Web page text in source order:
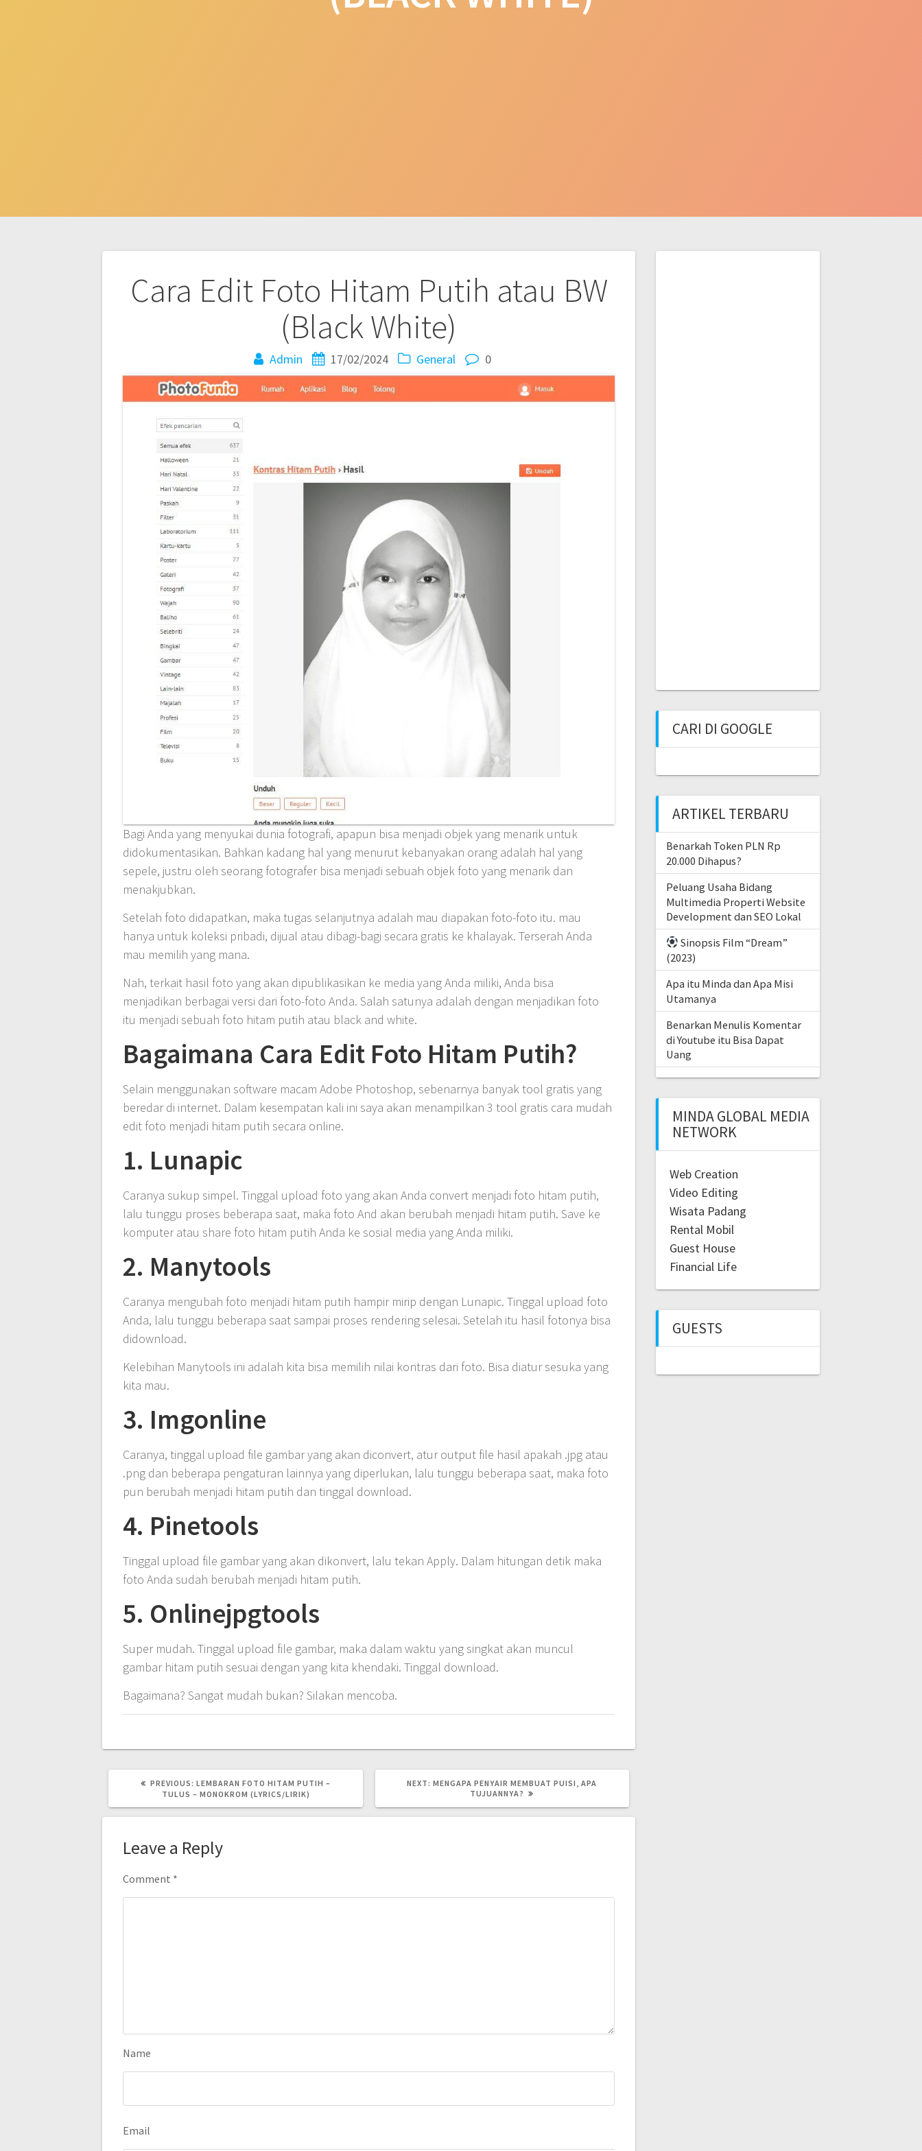
Cara Edit Foto Hitam Putih atau BW
(Black White)
Admin 17/02/2024 General 0
Bagi Anda yang menyukai dunia fotografi, apapun bisa menjadi objek yang menarik untuk
didokumentasikan. Bahkan kadang hal yang menurut kebanyakan orang adalah hal yang
sepele, justru oleh seorang fotografer bisa menjadi sebuah objek foto yang menarik dan
menakjubkan.
Setelah foto didapatkan, maka tugas selanjutnya adalah mau diapakan foto-foto itu. mau
hanya untuk koleksi pribadi, dijual atau dibagi-bagi secara gratis ke khalayak. Terserah Anda
mau memilih yang mana.
Nah, terkait hasil foto yang akan dipublikasikan ke media yang Anda miliki, Anda bisa
menjadikan berbagai versi dari foto-foto Anda. Salah satunya adalah dengan menjadikan foto
itu menjadi sebuah foto hitam putih atau black and white.
Bagaimana Cara Edit Foto Hitam Putih?
Selain menggunakan software macam Adobe Photoshop, sebenarnya banyak tool gratis yang
beredar di internet. Dalam kesempatan kali ini saya akan menampilkan 3 tool gratis cara mudah
edit foto menjadi hitam putih secara online.
1. Lunapic
Caranya sukup simpel. Tinggal upload foto yang akan Anda convert menjadi foto hitam putih,
lalu tunggu proses beberapa saat, maka foto And akan berubah menjadi hitam putih. Save ke
komputer atau share foto hitam putih Anda ke sosial media yang Anda miliki.
2. Manytools
Caranya mengubah foto menjadi hitam putih hampir mirip dengan Lunapic. Tinggal upload foto
Anda, lalu tunggu beberapa saat sampai proses rendering selesai. Setelah itu hasil fotonya bisa
didownload.
Kelebihan Manytools ini adalah kita bisa memilih nilai kontras dari foto. Bisa diatur sesuka yang
kita mau.
3. Imgonline
Caranya, tinggal upload file gambar yang akan diconvert, atur output file hasil apakah .jpg atau
.png dan beberapa pengaturan lainnya yang diperlukan, lalu tunggu beberapa saat, maka foto
pun berubah menjadi hitam putih dan tinggal download.
4. Pinetools
Tinggal upload file gambar yang akan dikonvert, lalu tekan Apply. Dalam hitungan detik maka
foto Anda sudah berubah menjadi hitam putih.
5. Onlinejpgtools
Super mudah. Tinggal upload file gambar, maka dalam waktu yang singkat akan muncul
gambar hitam putih sesuai dengan yang kita khendaki. Tinggal download.
Bagaimana? Sangat mudah bukan? Silakan mencoba.
Post
PREVIOUS: PREVIOUS
POST:
LEMBARAN FOTO HITAM PUTIH –
TULUS – MONOKROM (LYRICS/LIRIK)
NEXT: NEXT
MENGAPA PENYAIR MEMBUAT PUISI, APA
TUJUANNYA?
Leave a Reply
Comment *
Name
Email
CARI DI GOOGLE
ARTIKEL TERBARU
Benarkah Token PLN Rp
20.000 Dihapus?
Peluang Usaha Bidang
Multimedia Properti Website
Development dan SEO Lokal
Sinopsis Film “Dream”
(2023)
Apa itu Minda dan Apa Misi
Utamanya
Benarkan Menulis Komentar
di Youtube itu Bisa Dapat
Uang
MINDA GLOBAL MEDIA
NETWORK
Web Creation
Video Editing
Wisata Padang
Rental Mobil
Guest House
Financial Life
GUESTS